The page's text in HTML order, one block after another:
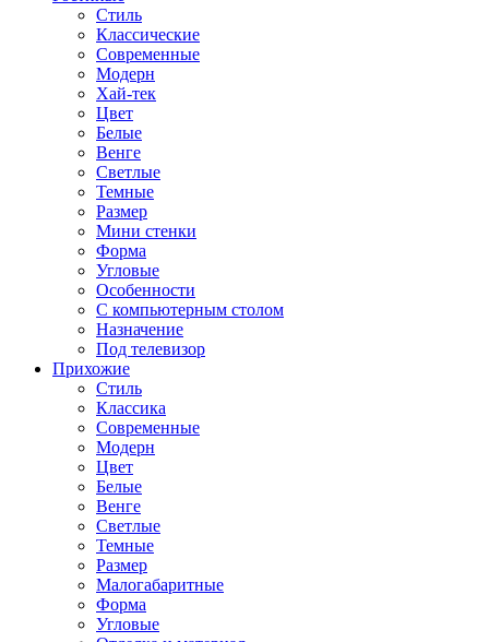
Стиль
Классические
Современные
Модерн
Хай-тек
Цвет
Белые
Венге
Светлые
Темные
Размер
Мини стенки
Форма
Угловые
Особенности
С компьютерным столом
Назначение
Под телевизор
Прихожие
Стиль
Классика
Современные
Модерн
Цвет
Белые
Венге
Светлые
Темные
Размер
Малогабаритные
Форма
Угловые